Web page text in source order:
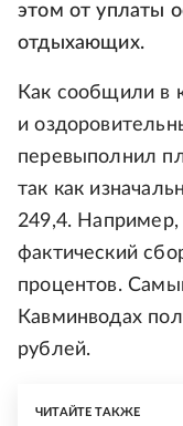
этом от уплаты
отдыхающих.
Как сообщили в
и
перевыполнил
так как
249,4.
фактический
процентов.
Кавминводах
рублей.
ЧИТАЙТЕ ТАКЖЕ